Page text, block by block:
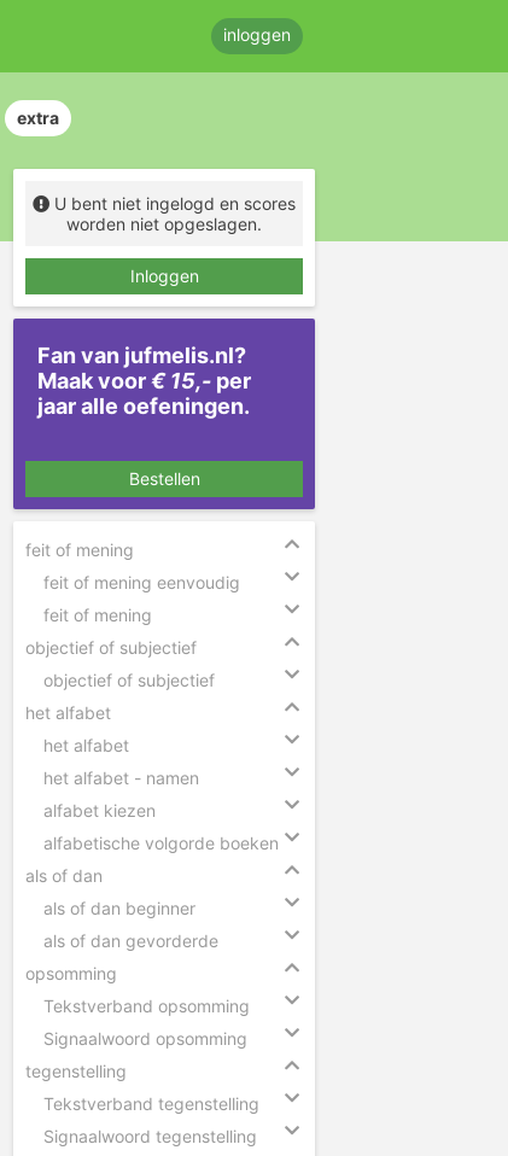
inloggen
extra
U bent niet ingelogd en scores
worden niet opgeslagen.
Inloggen
Fan van jufmelis.nl?
Maak voor€ 15,- per
jaar alle oefeningen.
Bestellen
feit of mening
feit of mening eenvoudig
feit of mening
objectief of subjectief
objectief of subjectief
het alfabet
het alfabet
het alfabet - namen
alfabet kiezen
alfabetische volgorde boeken
als of dan
als of dan beginner
als of dan gevorderde
opsomming
Tekstverband opsomming
Signaalwoord opsomming
tegenstelling
Tekstverband tegenstelling
Signaalwoord tegenstelling